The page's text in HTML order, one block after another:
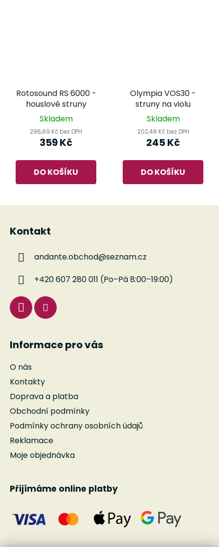
Rotosound RS 6000 -
houslové struny
Skladem
296,69 Kč bez DPH
359 Kč
DO KOŠÍKU
Olympia VOS30 -
struny na violu
Skladem
202,48 Kč bez DPH
245 Kč
DO KOŠÍKU
Kontakt
andante.obchod@seznam.cz
+420 607 280 011 (Po–Pá 8:00–19:00)
Informace pro vás
O nás
Kontakty
Doprava a platba
Obchodní podmínky
Podmínky ochrany osobních údajů
Reklamace
Moje objednávka
Přijímáme online platby